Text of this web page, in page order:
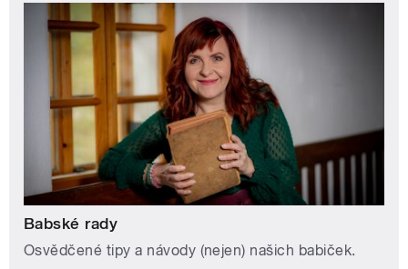
Babské rady
Osvědčené tipy a návody (nejen) našich babiček.